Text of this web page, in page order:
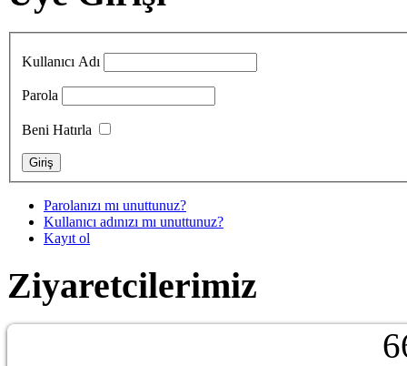
Kullanıcı Adı
Parola
Beni Hatırla
Parolanızı mı unuttunuz?
Kullanıcı adınızı mı unuttunuz?
Kayıt ol
Ziyaretcilerimiz
6